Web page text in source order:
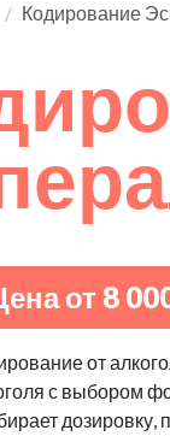
Кодирование
от 8
от
с выбором
дозировку,